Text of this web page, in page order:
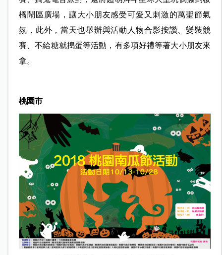
橋鬧區廣場，讓大小朋友感受可愛又刺激的萬聖節氣
氛，此外，當天也舉辦與活動人物合影按讚、變裝競
賽、不給糖就搗蛋等活動，有多項好禮等著大小朋友來
拿。
桃園市